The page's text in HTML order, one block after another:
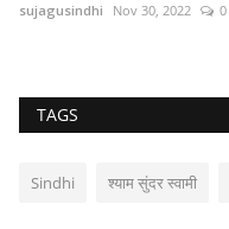
sujagusindhi Nov 30, 2022 0
TAGS
Sindhi श्याम सुंदर स्वामी